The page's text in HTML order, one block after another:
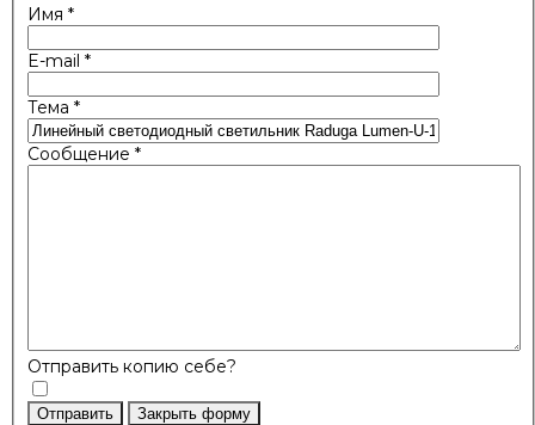
Имя *
E-mail *
Тема *
Сообщение *
Отправить копию себе?
Отправить Закрыть форму